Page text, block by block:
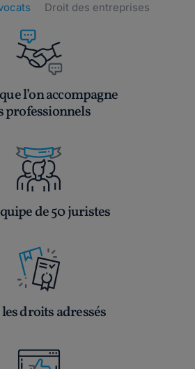
Droit des entreprises
l’on accompagne
professionnels
de 50 juristes
droits adressés